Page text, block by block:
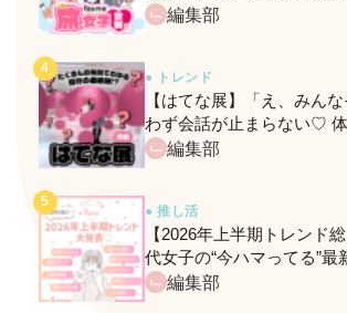
ト！編集部
● トレンド
【はてな展】「え、みん
わず会話が止まらない♡
てな展』に行ってきたレポ
編集部
● 推し活
【2026年上半期トレンド
代女子の“今ハマってる”最
ネクストバズ予報もチェッ
編集部